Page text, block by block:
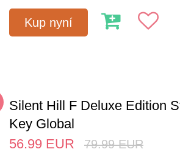
Kup nyní
Silent Hill F Deluxe Edition
Key Global
56.99 EUR 79.99 EUR